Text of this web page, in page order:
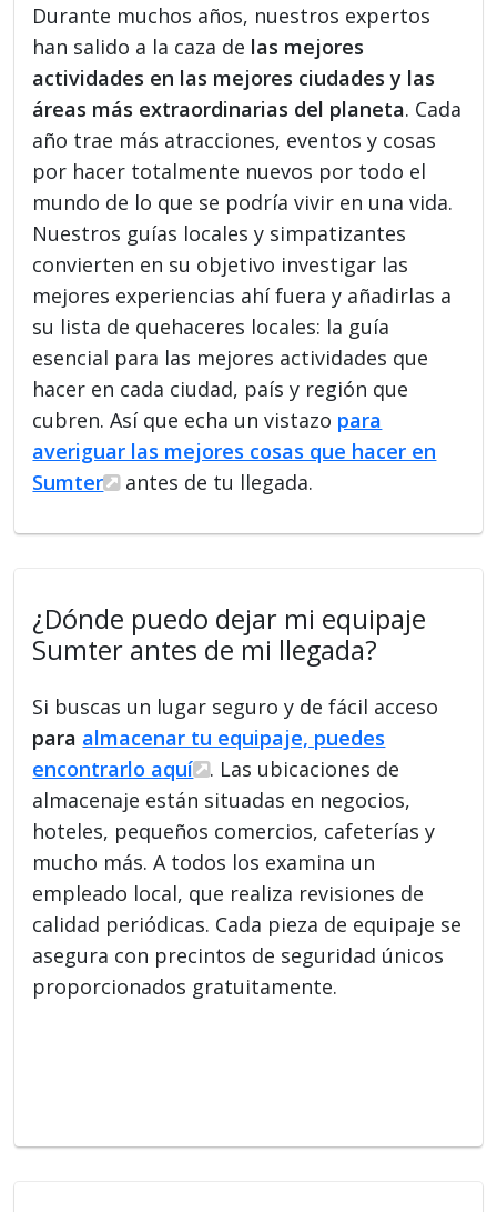
Durante muchos años, nuestros expertos
han salido a la caza de las mejores
actividades en las mejores ciudades y las
áreas más extraordinarias del planeta. Cada
año trae más atracciones, eventos y cosas
por hacer totalmente nuevos por todo el
mundo de lo que se podría vivir en una vida.
Nuestros guías locales y simpatizantes
convierten en su objetivo investigar las
mejores experiencias ahí fuera y añadirlas a
su lista de quehaceres locales: la guía
esencial para las mejores actividades que
hacer en cada ciudad, país y región que
cubren. Así que echa un vistazo para
averiguar las mejores cosas que hacer en
Sumter
antes de tu llegada.
¿Dónde puedo dejar mi equipaje
Sumter antes de mi llegada?
Si buscas un lugar seguro y de fácil acceso
para almacenar tu equipaje, puedes
encontrarlo aquí
. Las ubicaciones de
almacenaje están situadas en negocios,
hoteles, pequeños comercios, cafeterías y
mucho más. A todos los examina un
empleado local, que realiza revisiones de
calidad periódicas. Cada pieza de equipaje se
asegura con precintos de seguridad únicos
proporcionados gratuitamente.